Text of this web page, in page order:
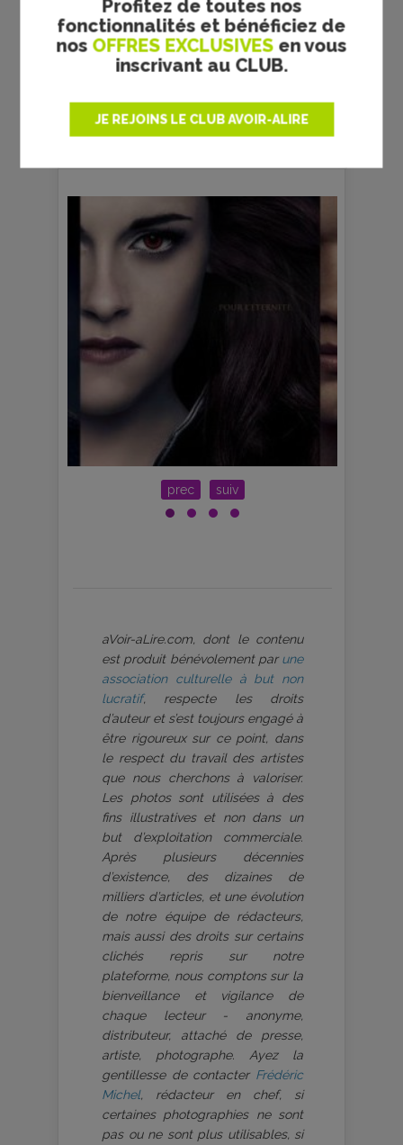
Profitez de toutes nos
fonctionnalités et bénéficiez de
nos OFFRES EXCLUSIVES en vous
inscrivant au CLUB.
JE REJOINS LE CLUB AVOIR-ALIRE
GALERIE PHOTOS
prec suiv
aVoir-aLire.com, dont le contenu
est produit bénévolement par une
association culturelle à but non
lucratif, respecte les droits
d’auteur et s’est toujours engagé à
être rigoureux sur ce point, dans
le respect du travail des artistes
que nous cherchons à valoriser.
Les photos sont utilisées à des
fins illustratives et non dans un
but d’exploitation commerciale.
Après plusieurs décennies
d’existence, des dizaines de
milliers d’articles, et une évolution
de notre équipe de rédacteurs,
mais aussi des droits sur certains
clichés repris sur notre
plateforme, nous comptons sur la
bienveillance et vigilance de
chaque lecteur - anonyme,
distributeur, attaché de presse,
artiste, photographe. Ayez la
gentillesse de contacter Frédéric
Michel, rédacteur en chef, si
certaines photographies ne sont
pas ou ne sont plus utilisables, si